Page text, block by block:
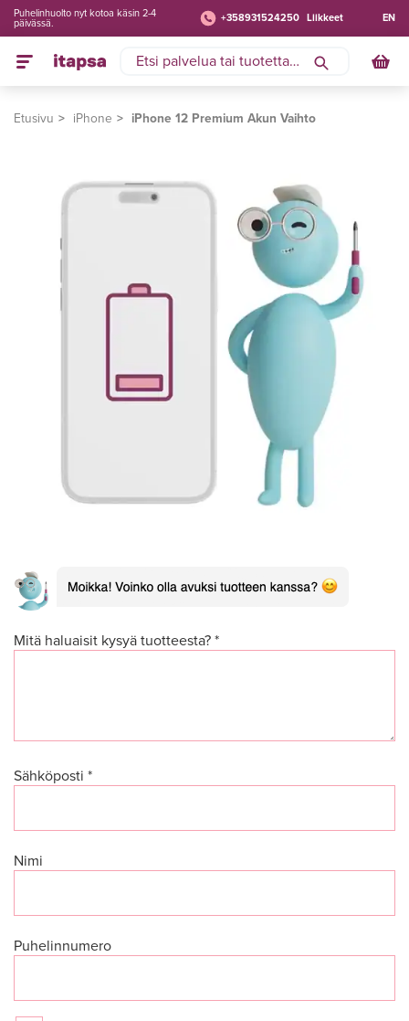
+358931524250 Liikkeet
Puhelinhuolto nyt kotoa käsin 2-4
päivässä.
EN
Etusivu iPhone iPhone 12 Premium Akun Vaihto
Mitä haluaisit kysyä tuotteesta? *
Sähköposti *
Nimi
Puhelinnumero